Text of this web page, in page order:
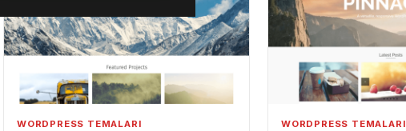
WORDPRESS TEMALARI WORDPRESS TEMALARI